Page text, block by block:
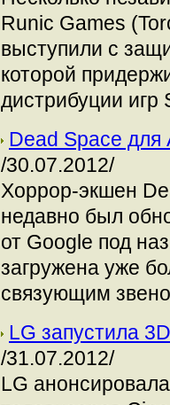
Runic Games
выступили с
которой
дистрибуции
Dead Space для
/30.07.2012/
Хоррор-экшен
недавно был
от Google под
загружена уже
связующим
LG запустила
/31.07.2012/
LG